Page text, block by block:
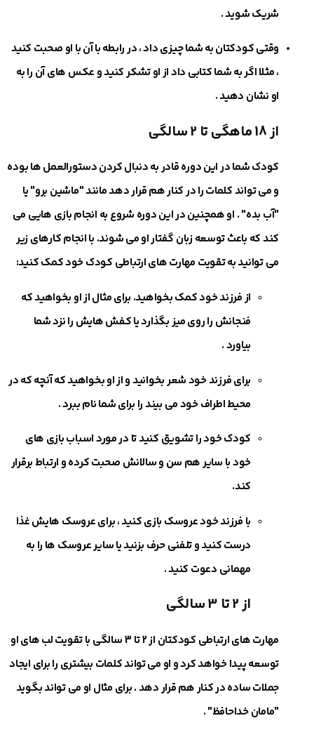
شریک شوید .
وقتی کودکتان به شما چیزی داد ، در رابطه با آن با او صحبت کنید
، مثلا اگر به شما کتابی داد از او تشکر کنید و عکس های آن را به
او نشان دهید .
از 18 ماهگی تا 2 سالگی
کودک شما در این دوره قادر به دنبال کردن دستورالعمل ها بوده
و می ‎تواند کلمات را در کنار هم قرار دهد مانند "ماشین برو" یا
کند که باعث توسعه زبان گفتار او می ‎شوند. با انجام کارهای زیر
می ‎توانید به تقویت مهارت های ارتباطی کودک خود کمک کنید:
از فرزند خود کمک بخواهید. برای مثال از او بخواهید که
فنجانش را روی میز بگذارد یا کفش هایش را نزد شما
بیاورد .
برای فرزند خود شعر بخوانید و از او بخواهید که آنچه که در
محیط اطراف خود می ‎بیند را برای شما نام ببرد .
کودک خود را تشویق کنید تا در مورد اسباب بازی های
خود با سایر هم سن و سالانش صحبت کرده و ارتباط برقرار
کند.
با فرزند خود عروسک بازی کنید ، برای عروسک هایش غذا
درست کنید و تلفنی حرف بزنید یا سایر عروسک ها را به
مهمانی دعوت کنید .
از 2 تا 3 سالگی
مهارت های ارتباطی کودکتان از 2 تا 3 سالگی با تقویت لب های او
توسعه پیدا خواهد کرد و او می‎ تواند کلمات بیشتری را برای ایجاد
جملات ساده در کنار هم قرار دهد . برای مثال او می‎ تواند بگوید
"مامان خداحافظ" .